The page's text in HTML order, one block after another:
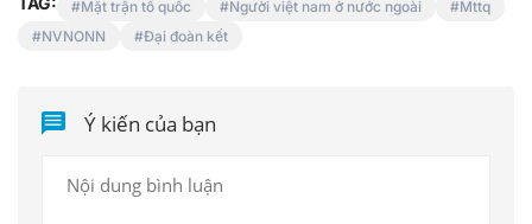
Mặt trận tổ quốc Người việt nam ở nước ngoài
Mttq
NVNONN
Đại đoàn kết
Ý kiến của bạn